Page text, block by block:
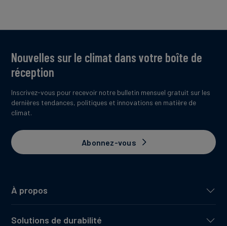
À propos
Solutions de durabilité
Nouvelles sur le climat dans votre boîte de
réception
Inscrivez-vous pour recevoir notre bulletin mensuel gratuit sur les
dernières tendances, politiques et innovations en matière de
climat.
Abonnez-vous